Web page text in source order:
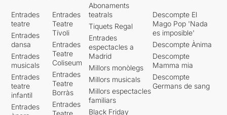
Entrades
teatre
Entrades
dansa
Entrades
musicals
Entrades
teatre
infantil
Entrades
Entrades
Teatre
Tívoli
Entrades
Teatre
Coliseum
Entrades
Teatre
Borràs
Entrades
Teatre
Abonaments
teatrals
Tiquets Regal
Entrades
espectacles a
Madrid
Millors monòlegs
Millors musicals
Millors espectacles
familiars
Black Friday
Descompte El
Mago Pop 'Nada
es imposible'
Descompte Ànima
Descompte
Mamma mia
Descompte
Germans de sang